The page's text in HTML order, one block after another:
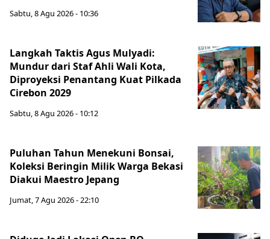
Sabtu, 8 Agu 2026 - 10:36
Langkah Taktis Agus Mulyadi:
Mundur dari Staf Ahli Wali Kota,
Diproyeksi Penantang Kuat Pilkada
Cirebon 2029
Sabtu, 8 Agu 2026 - 10:12
Puluhan Tahun Menekuni Bonsai,
Koleksi Beringin Milik Warga Bekasi
Diakui Maestro Jepang
Jumat, 7 Agu 2026 - 22:10